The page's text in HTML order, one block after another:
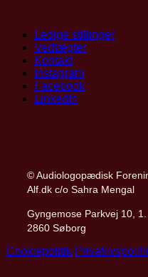
Ledige stillinger
Vedtægter
Kontakt
Instagram
Facebook
LinkedIn
© Audiologopædisk
Alf.dk c/o Sahra Mengal
Gyngemose Parkvej 10,
2860 Søborg
Cookiepolitik